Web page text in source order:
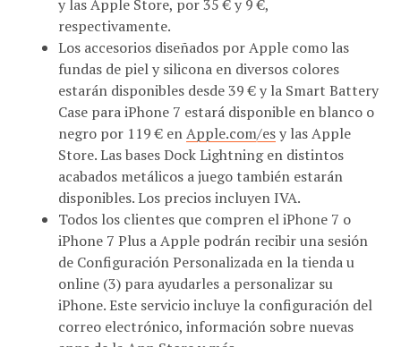
y las Apple Store, por 35 € y 9 €,
respectivamente.
Los accesorios diseñados por Apple como las
fundas de piel y silicona en diversos colores
estarán disponibles desde 39 € y la Smart Battery
Case para iPhone 7 estará disponible en blanco o
negro por 119 € enApple.com/esy las Apple
Store. Las bases Dock Lightning en distintos
acabados metálicos a juego también estarán
disponibles. Los precios incluyen IVA.
Todos los clientes que compren el iPhone 7 o
iPhone 7 Plus a Apple podrán recibir una sesión
de Configuración Personalizada en la tienda u
online (3) para ayudarles a personalizar su
iPhone. Este servicio incluye la configuración del
correo electrónico, información sobre nuevas